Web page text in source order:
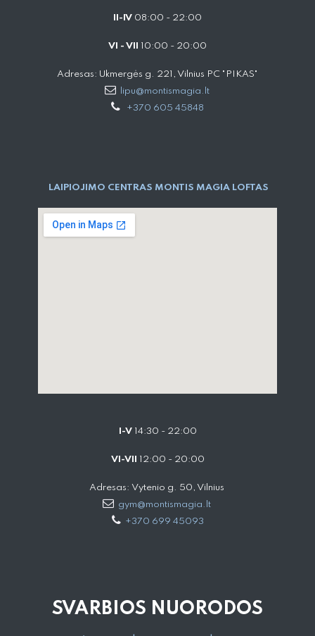
II-IV 08:00 - 22:00
VI - VII 10:00 - 20:00
Adresas: Ukmergės g. 221, Vilnius PC "PIKAS"
lipu@montismagia.lt
+370 605 45848
LAIPIOJIMO CENTRAS MONTIS MAGIA LOFTAS
I-V14:30 - 22:00
VI-VII 12:00 - 20:00
Adresas: Vytenio g. 50, Vilnius
gym@montismagia.lt
+370 699 45093
SVARBIOS NUORODOS